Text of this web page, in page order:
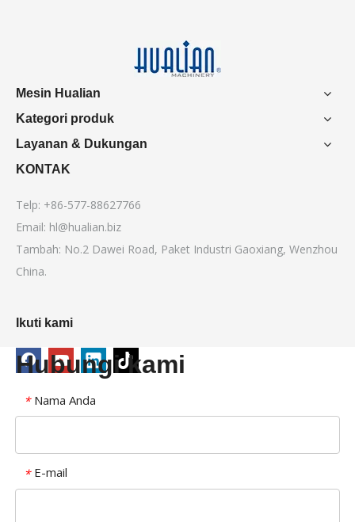
Mesin Hualian
Kategori produk
Layanan & Dukungan
KONTAK
Telp: +86-577-88627766
Email: hl@hualian.biz
Tambah: No.2 Dawei Road, Paket Industri Gaoxiang, Wenzhou
China.
Ikuti kami
Hubungi kami
* Nama Anda
* E-mail